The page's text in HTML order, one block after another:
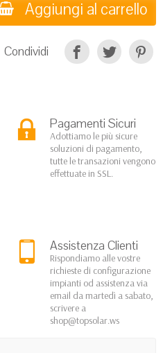
Aggiungi al carrello
Condividi
Pagamenti Sicuri
Adottiamo le più sicure
soluzioni di pagamento,
tutte le transazioni vengono
effettuate in SSL.
Assistenza Clienti
Rispondiamo alle vostre
richieste di configurazione
impianti od assistenza via
email da martedì a sabato,
scrivere a
shop@topsolar.ws